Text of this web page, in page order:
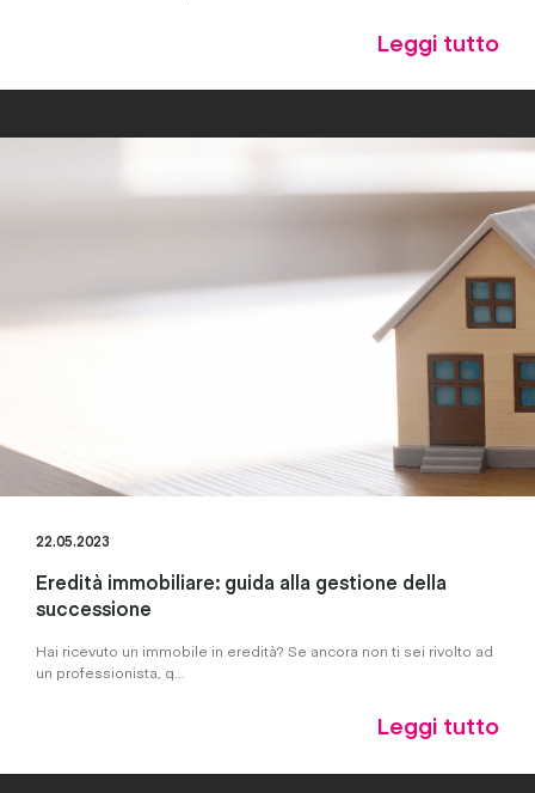
Leggi tutto
22.05.2023
Eredità immobiliare: guida alla gestione della
successione
Hai ricevuto un immobile in eredità? Se ancora non ti sei rivolto ad
un professionista, q...
Leggi tutto